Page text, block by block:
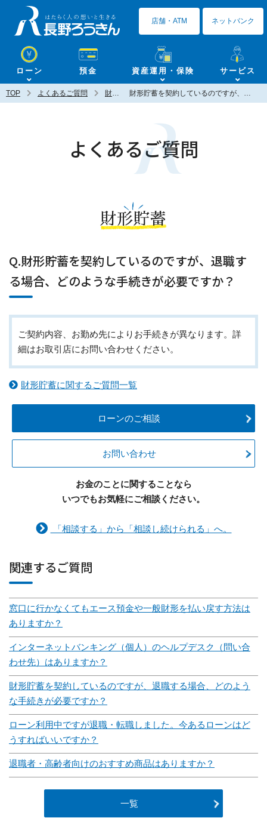
ローン 預金 資産運用・保険 サービス
店舗・ATM ネットバンク
TOP よくあるご質問 財形貯蓄 財形貯蓄を契約しているのですが、退職する場合、どのような手続きが必要ですか？
よくあるご質問
財形貯蓄
Q.財形貯蓄を契約しているのですが、退職す
る場合、どのような手続きが必要ですか？
ご契約内容、お勤め先によりお手続きが異なります。詳
細はお取引店にお問い合わせください。
財形貯蓄に関するご質問一覧
ローンのご相談
お問い合わせ
お金のことに関することなら
いつでもお気軽にご相談ください。
「相談する」から「相談し続けられる」へ。
関連するご質問
窓口に行かなくてもエース預金や一般財形を払い戻す方法は
ありますか？
インターネットバンキング（個人）のヘルプデスク（問い合
わせ先）はありますか？
財形貯蓄を契約しているのですが、退職する場合、どのよう
な手続きが必要ですか？
ローン利用中ですが退職・転職しました。今あるローンはど
うすればいいですか？
退職者・高齢者向けのおすすめ商品はありますか？
一覧